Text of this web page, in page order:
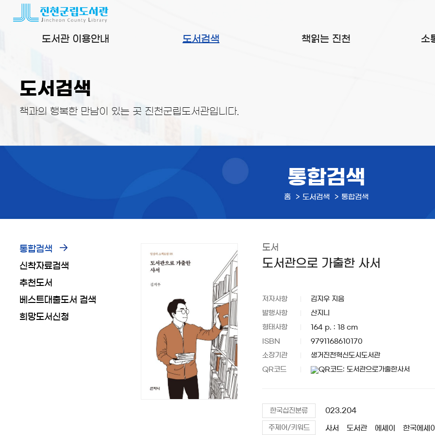
도서관 이용안내 도서검색 책읽는 진천 소
도서검색
책과의 행복한 만남이 있는 곳 진천군립도서관입니다.
통합검색
홈 도서검색 통합검색
통합검색
신착자료검색
추천도서
베스트대출도서 검색
희망도서신청
도서
도서관으로 가출한 사서
저자사항 김지우 지음
발행사항 산지니
형태사항 164 p. : 18 cm
ISBN 9791168610170
소장기관 생거진천혁신도시도서관
QR코드
한국십진분류 023.204
주제어/키워드 사서 도서관 에세이 한국에세